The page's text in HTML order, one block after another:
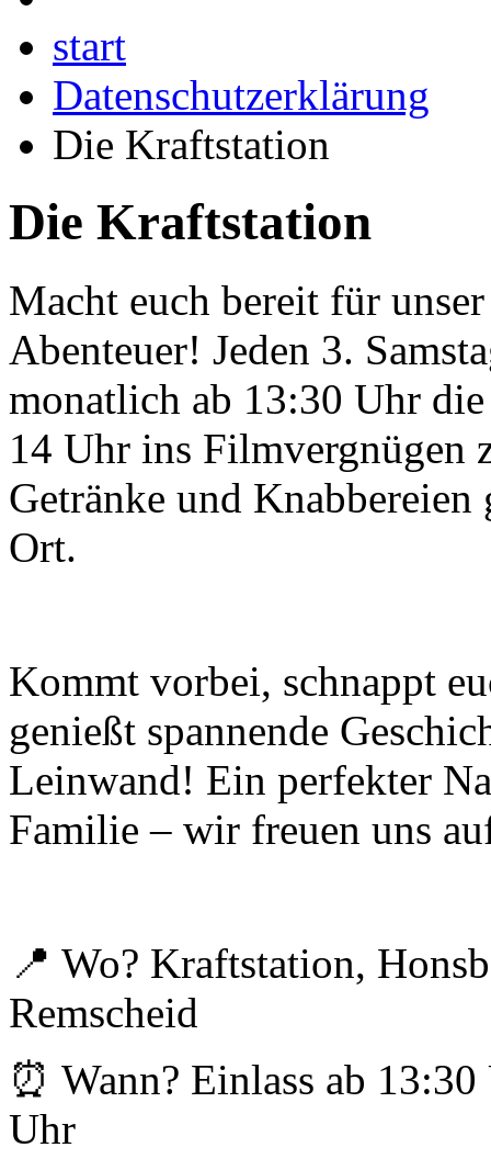
start
Datenschutzerklärung
Die Kraftstation
Die Kraftstation
Macht euch bereit für
Abenteuer! Jeden 3.
monatlich ab 13:30 Uhr
14 Uhr ins Filmvergnügen
Getränke und
Ort.
Kommt vorbei, schnappt
genießt spannende
Leinwand! Ein perfekter
Familie – wir freuen uns
📍 Wo? Kraftstation,
Remscheid
⏰ Wann? Einlass ab
Uhr